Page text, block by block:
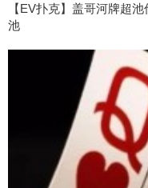
【EV扑克】盖哥河牌超
池